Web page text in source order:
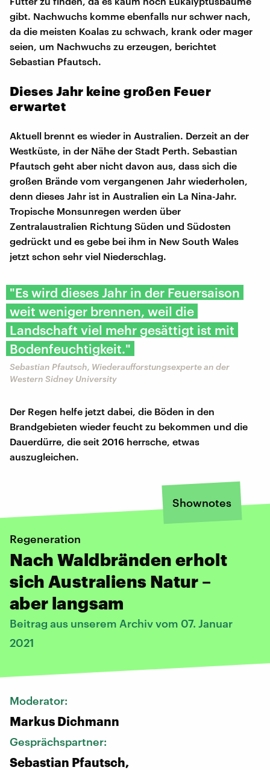
gibt. Nachwuchs komme ebenfalls nur schwer nach,
da die meisten Koalas zu schwach, krank oder mager
seien, um Nachwuchs zu erzeugen, berichtet
Sebastian Pfautsch.
Dieses Jahr keine großen Feuer
erwartet
Aktuell brennt es wieder in Australien. Derzeit an der
Westküste, in der Nähe der Stadt Perth. Sebastian
Pfautsch geht aber nicht davon aus, dass sich die
großen Brände vom vergangenen Jahr wiederholen,
denn dieses Jahr ist in Australien ein La Nina-Jahr.
Tropische Monsunregen werden über
Zentralaustralien Richtung Süden und Südosten
gedrückt und es gebe bei ihm in New South Wales
jetzt schon sehr viel Niederschlag.
"Es wird dieses Jahr in der Feuersaison
weit weniger brennen, weil die
Landschaft viel mehr gesättigt ist mit
Bodenfeuchtigkeit."
Sebastian Pfautsch, Wiederaufforstungsexperte an der
Western Sidney University
Der Regen helfe jetzt dabei, die Böden in den
Brandgebieten wieder feucht zu bekommen und die
Dauerdürre, die seit 2016 herrsche, etwas
auszugleichen.
Shownotes
Regeneration
Nach Waldbränden erholt
sich Australiens Natur –
aber langsam
Beitrag aus unserem Archiv vom 07. Januar
2021
Moderator:
Markus Dichmann
Gesprächspartner:
Sebastian Pfautsch,